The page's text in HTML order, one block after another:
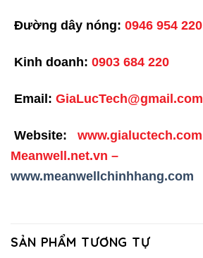
Đường dây nóng: 0946 954 220
Kinh doanh: 0903 684 220
Email: GiaLucTech@gmail.com
Website: www.gialuctech.com
Meanwell.net.vn –
www.meanwellchinhhang.com
SẢN PHẨM TƯƠNG TỰ